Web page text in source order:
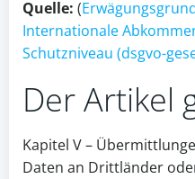
Quelle: (
Internationale
Schutzniveau (dsgvo-
Der Artikel
Kapitel V –
Daten an Drittländer